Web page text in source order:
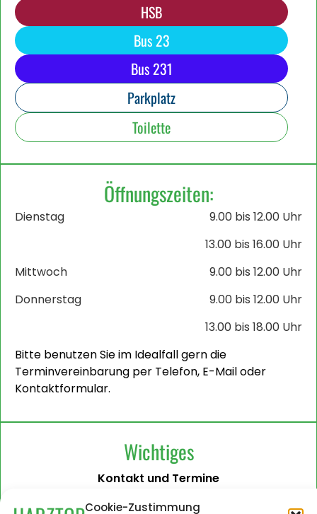
Cookie-Zustimmung
HSB
Bus 23
Bus 231
Parkplatz
Toilette
Öffnungszeiten:
Dienstag
9.00 bis 12.00 Uhr
13.00 bis 16.00 Uhr
Mittwoch
9.00 bis 12.00 Uhr
Donnerstag
9.00 bis 12.00 Uhr
13.00 bis 18.00 Uhr
Bitte benutzen Sie im Idealfall gern die
Terminvereinbarung per Telefon, E-Mail oder
Kontaktformular.
Wichtiges
Kontakt und Termine
Barrierefreiheit